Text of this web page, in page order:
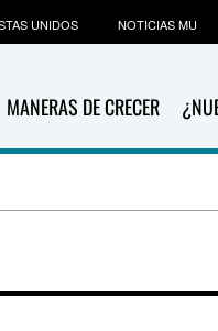
MANERAS DE CRECER
UNIDOS NOTICIAS MU